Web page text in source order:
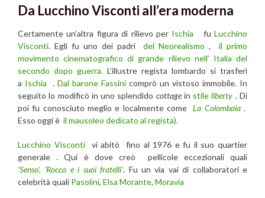
Da Lucchino Visconti all’era moderna
Certamente un’altra figura di rilievo per Ischia fuLucchino
Visconti. Egli fu uno dei padridel Neorealismo,
il primo
movimento cinematografico di grande rilievo nell’ Italia del
secondo dopo guerra. L’illustre regista lombardo si trasferì
a Ischia . Dal barone Fassini comprò un vistoso immobile. In
seguito lo modificò in uno splendido cottagein stileliberty . Di
poi fu conosciuto meglio e localmente comeLa Colombaia.
Esso oggi è il mausoleo dedicato al regista).
Lucchino Viscontivi abitò fino al 1976 e fu il suo quartier
generale . Qui è dove creò pellicole eccezionali quali
‘Senso’, ‘Rocco e i suoi fratelli’. Fu un via vai di collaboratori e
celebrità quali Pasolini, Elsa Morante, Moravia